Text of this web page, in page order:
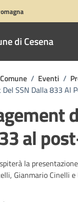
di Cesena
/ Eventi /
SSN Dalla 833 Al
al
la
Gianmario Cinelli